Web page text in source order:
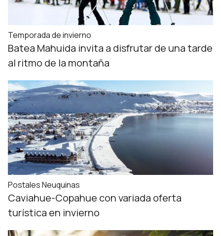
Temporada de invierno
Batea Mahuida invita a disfrutar de una tarde
al ritmo de la montaña
Postales Neuquinas
Caviahue-Copahue con variada oferta
turística en invierno